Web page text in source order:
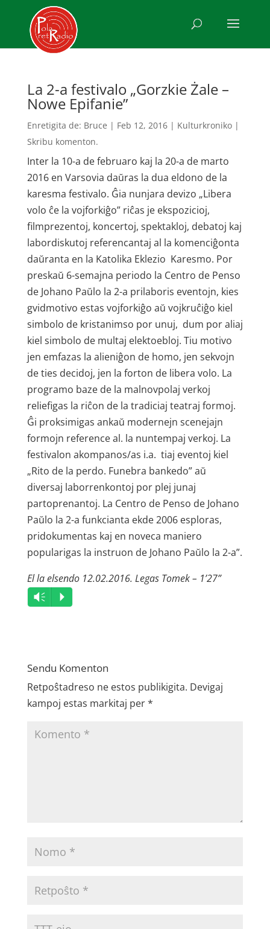
La 2-a festivalo „Gorzkie Żale –
Nowe Epifanie”
Enretigita de: Bruce | Feb 12, 2016| Kulturkroniko|
Skribu komenton.
Inter la 10-a de februaro kaj la 20-a de marto
2016 en Varsovia daŭras la dua eldono de la
karesma festivalo. Ĝia nunjara devizo „Libera
volo ĉe la vojforkiĝo” riĉas je ekspozicioj,
filmprezentoj, koncertoj, spektakloj, debatoj kaj
labordiskutoj referencantaj al la komenciĝonta
daŭranta en la Katolika Eklezio Karesmo. Por
preskaŭ 6-semajna periodo la Centro de Penso
de Johano Paŭlo la 2-a prilaboris eventojn, kies
gvidmotivo estas vojforkiĝo aŭ vojkruĉiĝo kiel
simbolo de kristanimso por unuj, dum por aliaj
kiel simbolo de multaj elektoebloj. Tiu motivo
jen emfazas la alieniĝon de homo, jen sekvojn
de ties decidoj, jen la forton de libera volo. La
programo baze de la malnovpolaj verkoj
reliefigas la riĉon de la tradiciaj teatraj formoj.
Ĝi proksimigas ankaŭ modernejn scenejajn
formojn reference al. la nuntempaj verkoj. La
festivalon akompanos/as i.a. tiaj eventoj kiel
„Rito de la perdo. Funebra bankedo” aŭ
diversaj laborrenkontoj por plej junaj
partoprenantoj. La Centro de Penso de Johano
Paŭlo la 2-a funkcianta ekde 2006 esploras,
pridokumentas kaj en noveca maniero
popularigas la instruon de Johano Paŭlo la 2-a”.
El la elsendo 12.02.2016. Legas Tomek – 1’27”
Audio
Player
Vm P
Sendu Komenton
Retpoŝtadreso ne estos publikigita. Devigaj
kampoj estas markitaj per*